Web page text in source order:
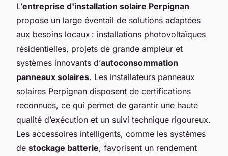
L’entreprise d'installation solaire Perpignan
propose un large éventail de solutions adaptées
aux besoins locaux : installations photovoltaïques
résidentielles, projets de grande ampleur et
systèmes innovants d’autoconsommation
panneaux solaires. Les installateurs panneaux
solaires Perpignan disposent de certifications
reconnues, ce qui permet de garantir une haute
qualité d’exécution et un suivi technique rigoureux.
Les accessoires intelligents, comme les systèmes
de stockage batterie, favorisent un rendement